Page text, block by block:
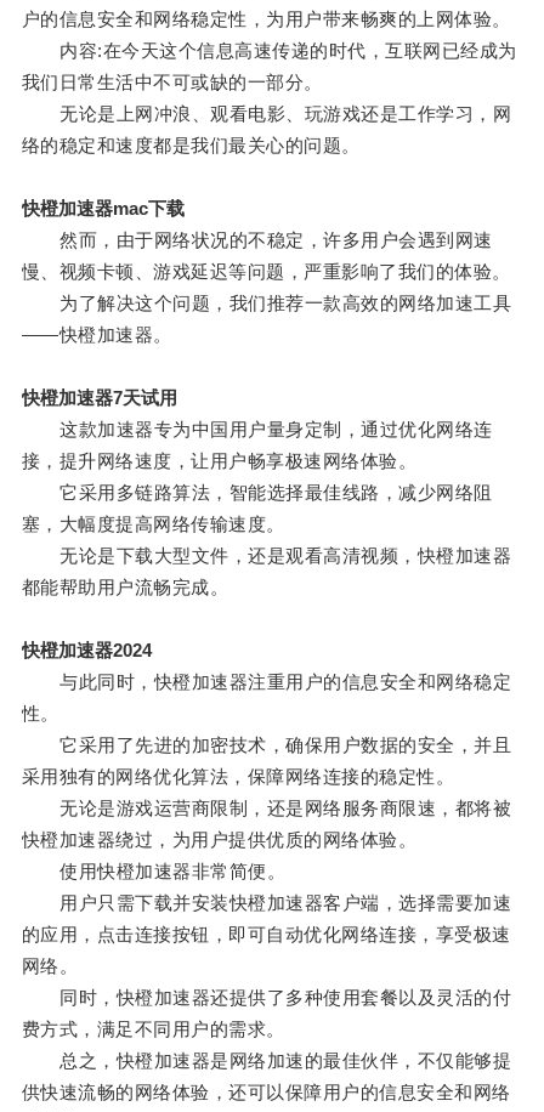
户的信息安全和网络稳定性，为用户带来畅爽的上网体验。
内容:在今天这个信息高速传递的时代，互联网已经成为
我们日常生活中不可或缺的一部分。
无论是上网冲浪、观看电影、玩游戏还是工作学习，网
络的稳定和速度都是我们最关心的问题。
快橙加速器mac下载
然而，由于网络状况的不稳定，许多用户会遇到网速
慢、视频卡顿、游戏延迟等问题，严重影响了我们的体验。
为了解决这个问题，我们推荐一款高效的网络加速工具
——快橙加速器。
快橙加速器7天试用
这款加速器专为中国用户量身定制，通过优化网络连
接，提升网络速度，让用户畅享极速网络体验。
它采用多链路算法，智能选择最佳线路，减少网络阻
塞，大幅度提高网络传输速度。
无论是下载大型文件，还是观看高清视频，快橙加速器
都能帮助用户流畅完成。
快橙加速器2024
与此同时，快橙加速器注重用户的信息安全和网络稳定
性。
它采用了先进的加密技术，确保用户数据的安全，并且
采用独有的网络优化算法，保障网络连接的稳定性。
无论是游戏运营商限制，还是网络服务商限速，都将被
快橙加速器绕过，为用户提供优质的网络体验。
使用快橙加速器非常简便。
用户只需下载并安装快橙加速器客户端，选择需要加速
的应用，点击连接按钮，即可自动优化网络连接，享受极速
网络。
同时，快橙加速器还提供了多种使用套餐以及灵活的付
费方式，满足不同用户的需求。
总之，快橙加速器是网络加速的最佳伙伴，不仅能够提
供快速流畅的网络体验，还可以保障用户的信息安全和网络